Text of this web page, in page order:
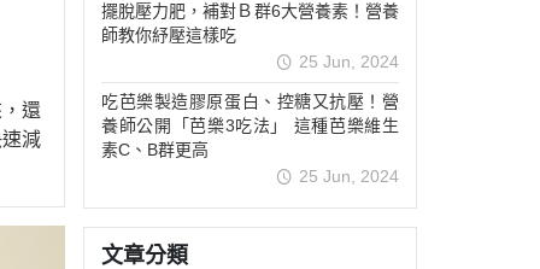
還
減
擺脫壓力肥，補對Ｂ群6大營養素！營養
師教你紓壓這樣吃
25 Jun, 2024
吃芭樂製造膠原蛋白、控糖又抗壓！營
養師公開「芭樂3吃法」 這種芭樂維生
素C、B群更高
25 Jun, 2024
文章分類